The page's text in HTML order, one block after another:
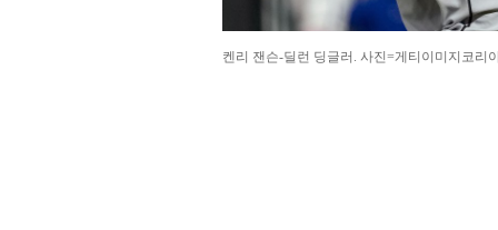
켄리 잰슨-딜런 딩글러. 사진=게티이미지코리